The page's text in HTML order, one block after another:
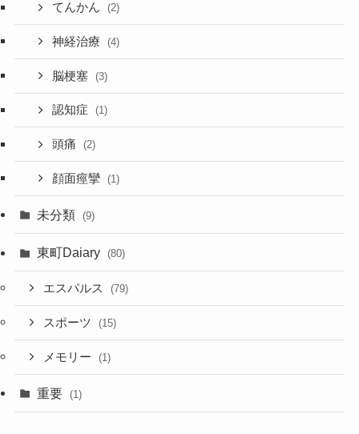
てんかん (2)
神経治療 (4)
脳梗塞 (3)
認知症 (1)
頭痛 (2)
顔面痙攣 (1)
未分類 (9)
東町Daiary (80)
エスパルス (79)
スポーツ (15)
メモリー (1)
重要 (1)